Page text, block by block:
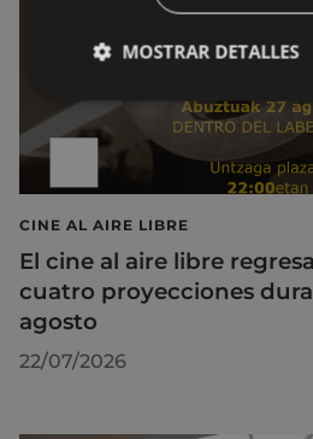
CINE AL AIRE LIBRE
El cine al aire libre
cuatro proyecciones
agosto
22/07/2026
MOSTRAR DETALLES